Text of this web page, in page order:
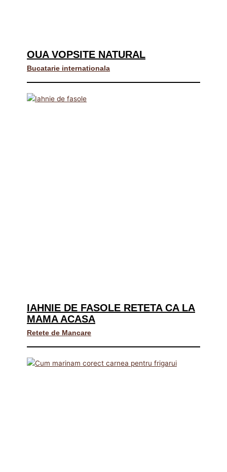
OUA VOPSITE NATURAL
Bucatarie internationala
IAHNIE DE FASOLE RETETA CA LA
MAMA ACASA
Retete de Mancare